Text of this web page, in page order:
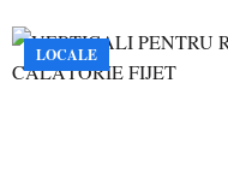
LOCALE